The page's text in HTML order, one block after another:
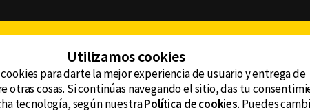
CONTACTO
AVISO DE PRIVACIDAD
Utilizamos cookies
para darte la mejor experiencia de usuario y entrega de
otras cosas. Si continúas navegando el sitio, das tu
tecnología, según nuestraPolítica de cookies. Puedes